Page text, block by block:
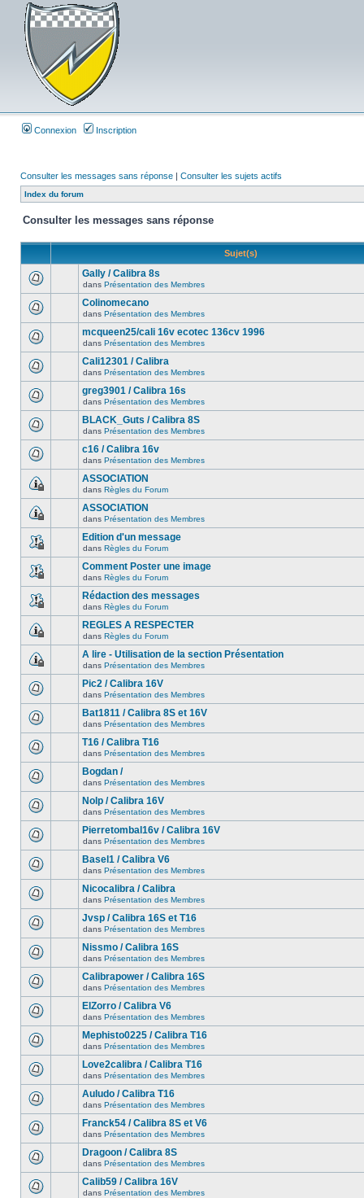
Connexion Inscription
Consulter les messages sans réponse | Consulter les sujets actifs
Index du forum
Consulter les messages sans réponse
Sujet(s)
Gally / Calibra 8s
dans Présentation des Membres
Colinomecano
dans Présentation des Membres
mcqueen25/cali 16v ecotec 136cv 1996
dans Présentation des Membres
Cali12301 / Calibra
dans Présentation des Membres
greg3901 / Calibra 16s
dans Présentation des Membres
BLACK_Guts / Calibra 8S
dans Présentation des Membres
c16 / Calibra 16v
dans Présentation des Membres
ASSOCIATION
dans Règles du Forum
ASSOCIATION
dans Présentation des Membres
Edition d'un message
dans Règles du Forum
Comment Poster une image
dans Règles du Forum
Rédaction des messages
dans Règles du Forum
REGLES A RESPECTER
dans Règles du Forum
A lire - Utilisation de la section Présentation
dans Présentation des Membres
Pic2 / Calibra 16V
dans Présentation des Membres
Bat1811 / Calibra 8S et 16V
dans Présentation des Membres
T16 / Calibra T16
dans Présentation des Membres
Bogdan /
dans Présentation des Membres
Nolp / Calibra 16V
dans Présentation des Membres
Pierretombal16v / Calibra 16V
dans Présentation des Membres
Basel1 / Calibra V6
dans Présentation des Membres
Nicocalibra / Calibra
dans Présentation des Membres
Jvsp / Calibra 16S et T16
dans Présentation des Membres
Nissmo / Calibra 16S
dans Présentation des Membres
Calibrapower / Calibra 16S
dans Présentation des Membres
ElZorro / Calibra V6
dans Présentation des Membres
Mephisto0225 / Calibra T16
dans Présentation des Membres
Love2calibra / Calibra T16
dans Présentation des Membres
Auludo / Calibra T16
dans Présentation des Membres
Franck54 / Calibra 8S et V6
dans Présentation des Membres
Dragoon / Calibra 8S
dans Présentation des Membres
Calib59 / Calibra 16V
dans Présentation des Membres